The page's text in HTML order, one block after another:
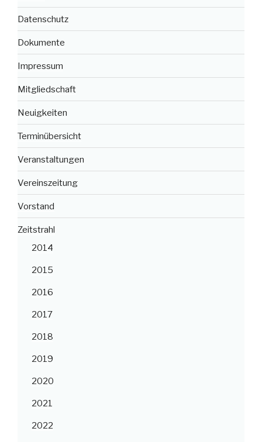
Datenschutz
Dokumente
Impressum
Mitgliedschaft
Neuigkeiten
Terminübersicht
Veranstaltungen
Vereinszeitung
Vorstand
Zeitstrahl
2014
2015
2016
2017
2018
2019
2020
2021
2022